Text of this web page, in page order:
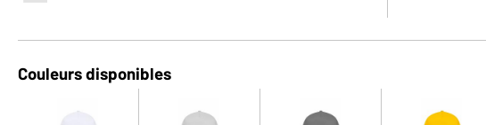
Couleurs disponibles